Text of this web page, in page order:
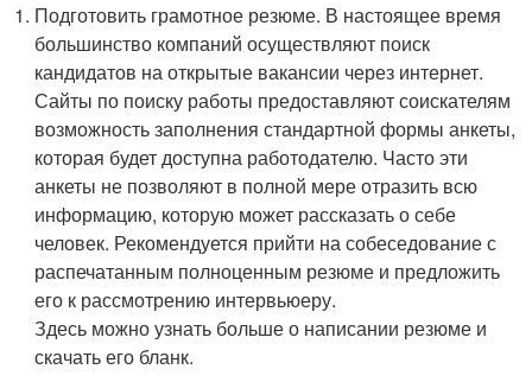
Подготовить грамотное резюме. В настоящее время
большинство компаний осуществляют поиск
кандидатов на открытые вакансии через интернет.
Сайты по поиску работы предоставляют соискателям
возможность заполнения стандартной формы анкеты,
которая будет доступна работодателю. Часто эти
анкеты не позволяют в полной мере отразить всю
информацию, которую может рассказать о себе
человек. Рекомендуется прийти на собеседование с
распечатанным полноценным резюме и предложить
его к рассмотрению интервьюеру.
Здесь можно узнать больше о написании резюме и
скачать его бланк.